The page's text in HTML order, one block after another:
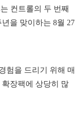
컨트롤의 두 번째
을 맞이하는 8월 27
험을 드리기 위해 매
장팩에 상당히 많